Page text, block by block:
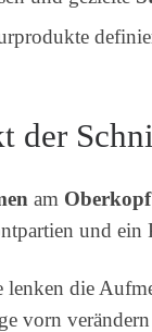
der
am Oberkopf
und ein
lenken die
vorn